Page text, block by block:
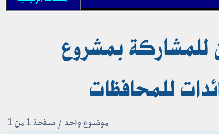
للمشاركة بمشروع
للمحافظات
موضوع واحد • صفحة1من1